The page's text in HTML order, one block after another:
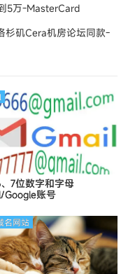
5万-MasterCard
杉矶Cera机房论坛同款-
7位数字和字母
Google账号
名网站